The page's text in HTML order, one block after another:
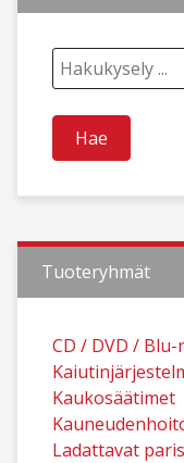
Tuoteryhmät
CD / DVD /
Kaukosäätimet
Ladattavat